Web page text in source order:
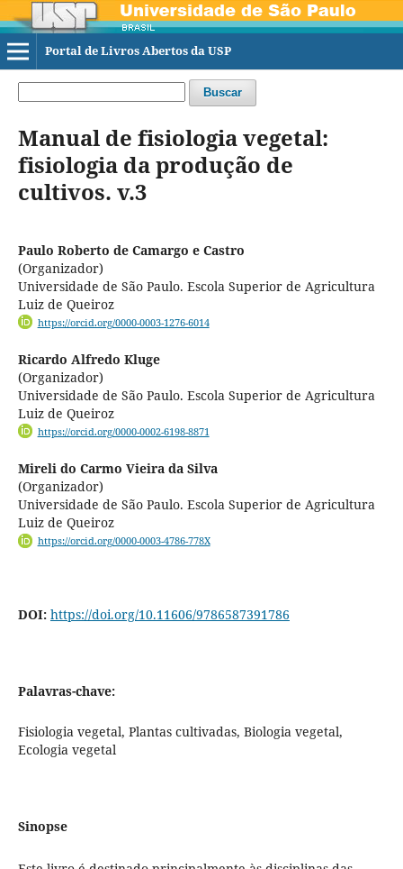
Portal de Livros Abertos da USP
Buscar
Manual de fisiologia vegetal:
fisiologia da produção de
cultivos. v.3
Paulo Roberto de Camargo e Castro
(Organizador)
Universidade de São Paulo. Escola Superior de Agricultura
Luiz de Queiroz
https://orcid.org/0000-0003-1276-6014
Ricardo Alfredo Kluge
(Organizador)
Universidade de São Paulo. Escola Superior de Agricultura
Luiz de Queiroz
https://orcid.org/0000-0002-6198-8871
Mireli do Carmo Vieira da Silva
(Organizador)
Universidade de São Paulo. Escola Superior de Agricultura
Luiz de Queiroz
https://orcid.org/0000-0003-4786-778X
DOI: https://doi.org/10.11606/9786587391786
Palavras-chave:
Fisiologia vegetal, Plantas cultivadas, Biologia vegetal,
Ecologia vegetal
Sinopse